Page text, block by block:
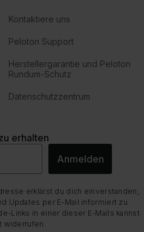
Kontaktiere uns
Peloton Support
Herstellergarantie und Peloton
Rundum-Schutz
Datenschutzzentrum
erhalten
Anmelden
erklärst du dich einverstanden,
Updates per E-Mail informiert zu
Links in einer dieser E-Mails kannst